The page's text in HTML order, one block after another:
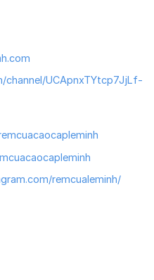
UCApnxTYtcp7JjLf-
remcualeminh/